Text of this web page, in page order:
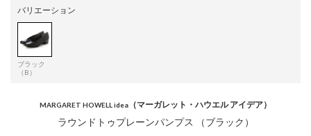
バリエーション
ブラック
（B）
MARGARET HOWELL idea （マーガレット・ハウエル アイデア）
ラウンドトゥプレーンパンプス （ブラック）